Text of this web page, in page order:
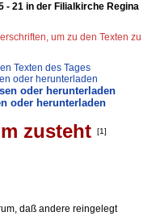
- 21 in der Filialkirche Regina
um zu den Texten zu
Texten des Tages
oder herunterladen
oder herunterladen
oder herunterladen
zusteht [1]
daß andere reingelegt